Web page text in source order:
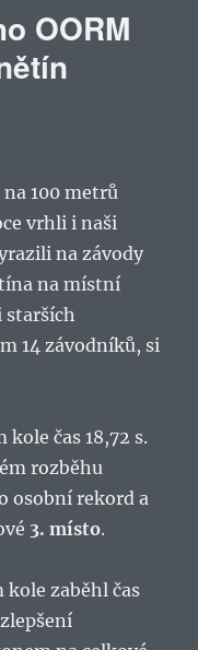
OORM
100 metrů
vrhli i naši
na závody
na místní
starších
14 závodníků, si
čas 18,72 s.
rozběhu
osobní rekord a
3. místo.
zaběhl čas